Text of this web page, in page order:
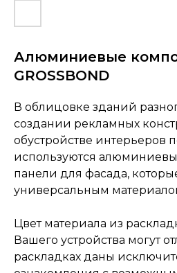
Алюминиевые
GROSSBOND
В облицовке зданий
создании рекламных
обустройстве интерьеров
используются
панели для фасада,
универсальным
Цвет материала из
Вашего устройства могут
раскладках даны